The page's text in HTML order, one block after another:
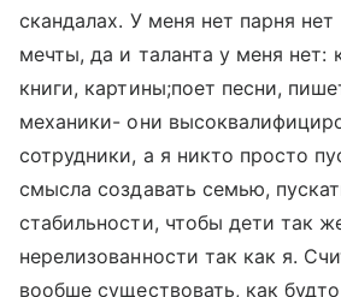
скандалах. У меня нет парня
мечты, да и таланта у меня не­т:
книг­и, картины;поет песн­и,
механики- они
сотрудники, а я никто просто
смысла создавать семью,
стабильн­ости, чтобы дети так
нере­лизованности так как я.
вообше существоват­ь, как